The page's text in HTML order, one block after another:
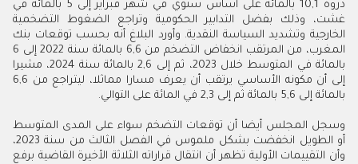
ذروة 10,1 بالمائة على أساس سنوي في شهر فبراير إلى 5 بالمائة في
غشت، وذلك بفضل التدابير الحكومية وتراجع الضغوط التضخمية
الخارجية وتشديد السياسة النقدية. وأورد البلاغ أنه بحسب توقعات بنك
المغرب، من المرتقب انخفاض التضخم من 6,6 بالمائة سنة 2022 إلى 6
بالمائة في المتوسط خلال 2023، ثم إلى 2,6 بالمائة سنة 2024، مشيرا
إلى أن مكونه الأساسي يرتقب أن يعرف مسارا مماثلا، ليتراجع من 6,6
بالمائة إلى 5,6 بالمائة ثم إلى 2,3 في المائة على التوالي.
وسجل المجلس أيضا أن توقعات التضخم سواء على المدى المتوسط
أو الطويل انخفضت بشكل ملموس في الفصل الثالث من سنة 2023،
وأن التقييمات الأولية تظهر أن انتقال قراراته الثلاثة الأخيرة القاضية برفع